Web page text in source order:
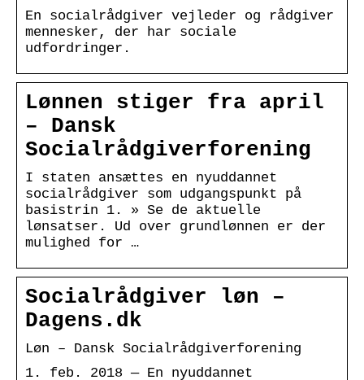
En socialrådgiver vejleder og rådgiver
mennesker, der har sociale
udfordringer.
Lønnen stiger fra april
– Dansk
Socialrådgiverforening
I staten ansættes en nyuddannet
socialrådgiver som udgangspunkt på
basistrin 1. » Se de aktuelle
lønsatser. Ud over grundlønnen er der
mulighed for …
Socialrådgiver løn –
Dagens.dk
Løn – Dansk Socialrådgiverforening
1. feb. 2018 — En nyuddannet